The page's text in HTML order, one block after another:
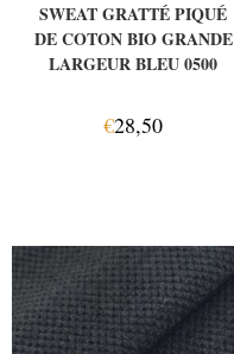
SWEAT GRATTÉ PIQUÉ
DE COTON BIO GRANDE
LARGEUR BLEU 0500
€28,50